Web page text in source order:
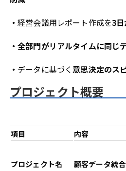
・経営会議用レポート作成を3
・全部門がリアルタイムに同じ
・ データに基づく意思決定のス
プロジェクト概要
項目 内容
プロジェクト名 顧客データ統